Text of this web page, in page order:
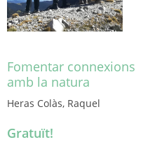
Fomentar connexions
amb la natura
Heras Colàs, Raquel
Gratuït!